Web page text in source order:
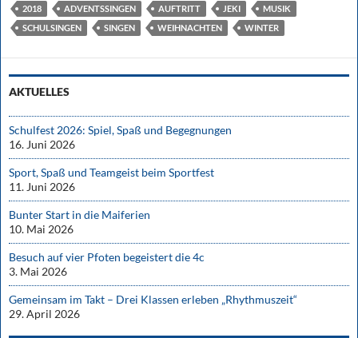
2018 ADVENTSSINGEN AUFTRITT JEKI
MUSIK
SCHULSINGEN
SINGEN WEIHNACHTEN WINTER
AKTUELLES
Schulfest 2026: Spiel, Spaß und Begegnungen
16. Juni 2026
Sport, Spaß und Teamgeist beim Sportfest
11. Juni 2026
Bunter Start in die Maiferien
10. Mai 2026
Besuch auf vier Pfoten begeistert die 4c
3. Mai 2026
Gemeinsam im Takt – Drei Klassen erleben „Rhythmuszeit“
29. April 2026